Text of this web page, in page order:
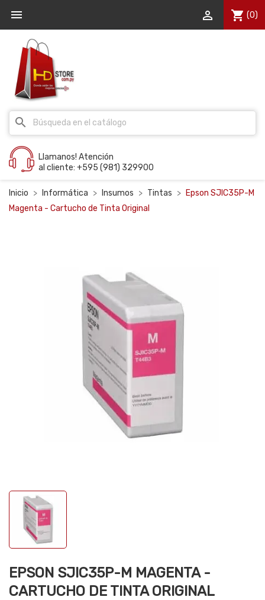
 shopping_cart (0)

search
Llamanos! Atención
al cliente: +595 (981) 329900
Inicio Informática Insumos Tintas
Epson SJIC35P-M
Magenta - Cartucho de Tinta Original
EPSON SJIC35P-M MAGENTA -
CARTUCHO DE TINTA ORIGINAL